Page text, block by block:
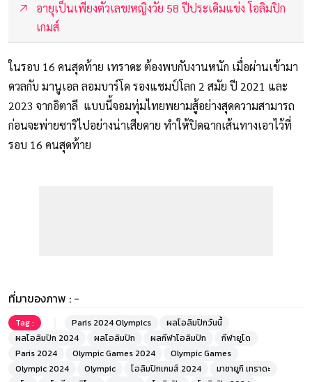
อายุเป็นเพียงตัวเลข!หญิงวัย 58 ปีประเดิมแข่ง โอลิมปิก
เกมส์
ในรอบ 16 คนสุดท้าย เทราดะ ต้องพบกับงานหนัก เมื่อผ่านเข้ามา
ดวลกับ มานูเอล ลอมบาร์โด รองแชมป์โลก 2 สมัย ปี 2021 และ
2023 จากอิตาลี แบบนี้จอมทุ่มไทยพยามสู้อย่างสุดความสามารถ
ก่อนจะพ่ายซาริไปอย่างน่าเสียดาย ทำให้ปิดฉากเส้นทางเอาไว้ที่
รอบ 16 คนสุดท้าย
ที่มาของภาพ : -
Tag : Paris 2024 Olympics
ผลโอลิมปิกวันนี้
ผลโอลิมปิก 2024
ผลโอลิมปิก ผลกีฬาโอลิมปิก
กีฬายูโด
Paris 2024
Olympic Games 2024
Olympic Games
Olympic 2024
Olympic โอลิมปิกเกมส์ 2024
มาซายูกิ เทราดะ